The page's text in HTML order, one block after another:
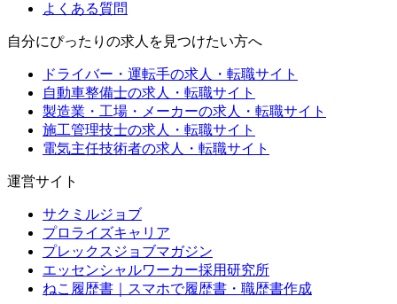
よくある質問
自分にぴったりの求人を見つけたい方へ
ドライバー・運転手の求人・転職サイト
自動車整備士の求人・転職サイト
製造業・工場・メーカーの求人・転職サイト
施工管理技士の求人・転職サイト
電気主任技術者の求人・転職サイト
運営サイト
サクミルジョブ
プロライズキャリア
プレックスジョブマガジン
エッセンシャルワーカー採用研究所
ねこ履歴書｜スマホで履歴書・職歴書作成